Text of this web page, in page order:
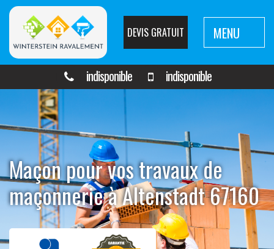
DEVIS GRATUIT MENU
indisponible indisponible
Maçon pour vos travaux de
maçonnerie à Altenstadt 67160